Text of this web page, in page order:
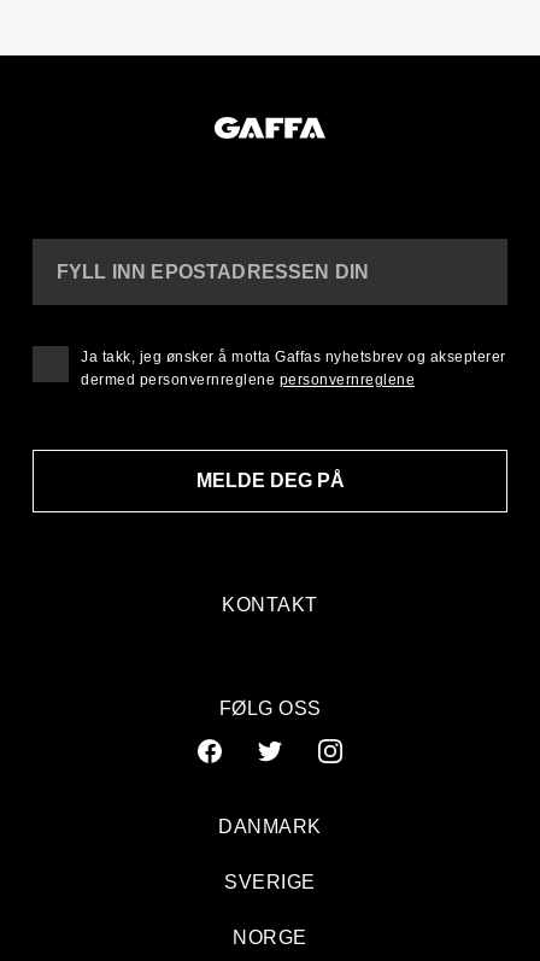
KONTAKT
FYLL INN EPOSTADRESSEN DIN
MELDE DEG PÅ
Ja takk, jeg ønsker å motta Gaffas nyhetsbrev og aksepterer
dermed personvernreglene personvernreglene
FØLG OSS
DANMARK
SVERIGE
NORGE